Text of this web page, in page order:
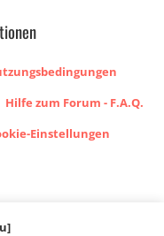
Hilfe zum Forum - F.A.Q.
Einstellungen